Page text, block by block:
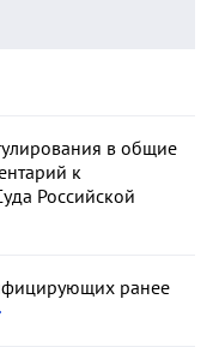
в общие
к
Российской
ранее